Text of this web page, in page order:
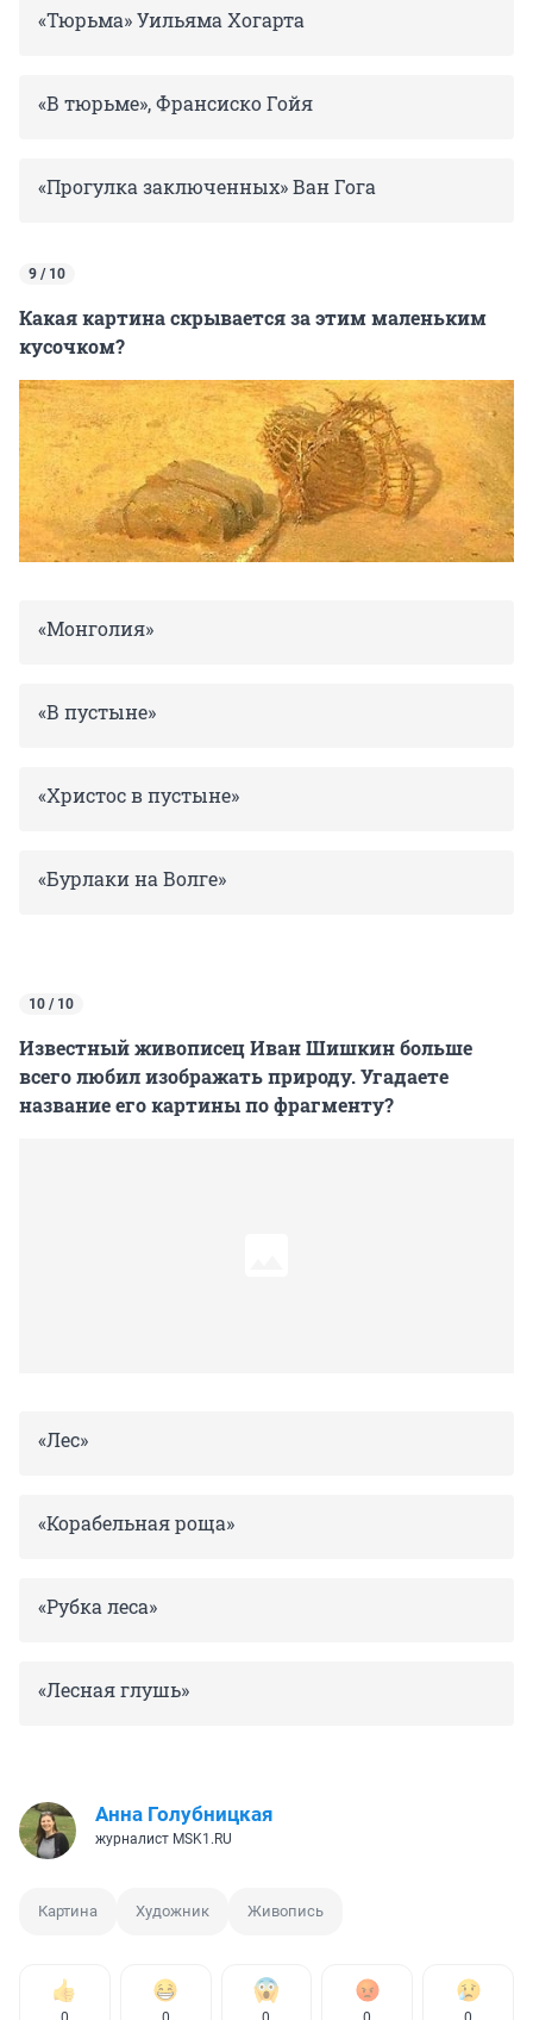
«Тюрьма» Уильяма Хогарта
«В тюрьме», Франсиско Гойя
«Прогулка заключенных» Ван Гога
9 / 10
Какая картина скрывается за этим маленьким
кусочком?
«Монголия»
«В пустыне»
«Христос в пустыне»
«Бурлаки на Волге»
10 / 10
Известный живописец Иван Шишкин больше
всего любил изображать природу. Угадаете
название его картины по фрагменту?
«Лес»
«Корабельная роща»
«Рубка леса»
«Лесная глушь»
Анна Голубницкая
журналист MSK1.RU
Картина Художник Живопись